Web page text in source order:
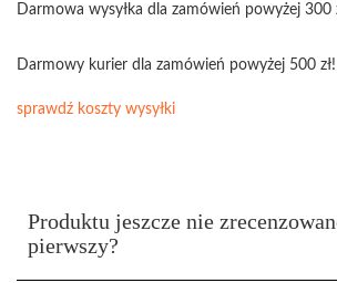
Darmowa wysyłka dla zamówień powyżej 300
Darmowy kurier dla zamówień powyżej 500 zł!
sprawdź koszty wysyłki
Produktu jeszcze nie
pierwszy?